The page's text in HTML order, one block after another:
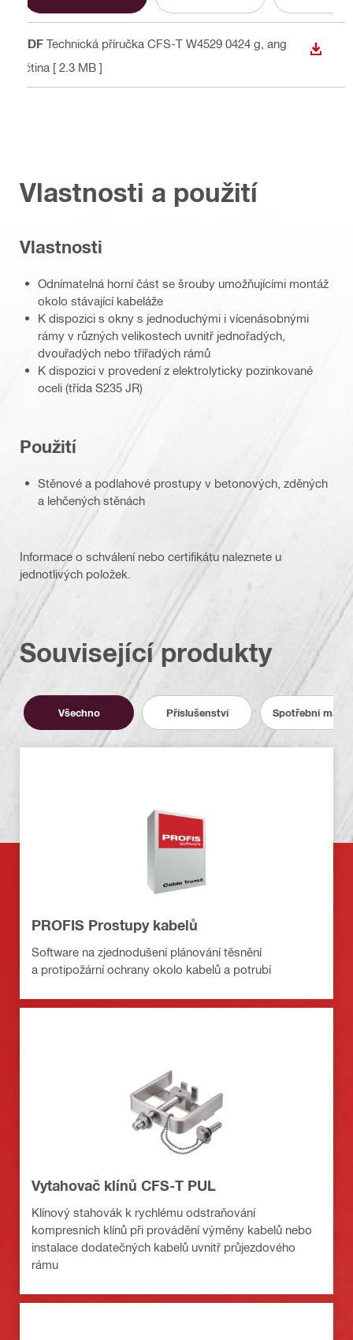
PDF Technická příručka CFS-T W4529 0424 g , ang
ličtina [ 2.3 MB ]
Vlastnosti a použití
Vlastnosti
Odnímatelná horní část se šrouby umožňujícími montáž
okolo stávající kabeláže
K dispozici s okny s jednoduchými i vícenásobnými
rámy v různých velikostech uvnitř jednořadých,
dvouřadých nebo třířadých rámů
K dispozici v provedení z elektrolyticky pozinkované
oceli (třída S235 JR)
Použití
Stěnové a podlahové prostupy v betonových, zděných
a lehčených stěnách
Informace o schválení nebo certifikátu naleznete u
jednotlivých položek.
Související produkty
Všechno Příslušenství Spotřební
PROFIS Prostupy kabelů
Software na zjednodušení plánování těsnění
a protipožární ochrany okolo kabelů a potrubí
Vytahovač klínů CFS-T PUL
Klínový stahovák k rychlému odstraňování
kompresních klínů při provádění výměny kabelů nebo
instalace dodatečných kabelů uvnitř průjezdového
rámu